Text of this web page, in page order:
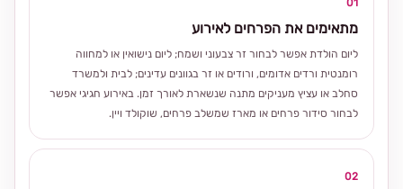
01
מתאימים את הפרחים לאירוע
ליום הולדת אפשר לבחור זר צבעוני ושמח; ליום נישואין או למחווה
רומנטית ורדים אדומים, ורודים או זר בגוונים עדינים; לבית ולמשרד
סחלב או עציץ מעניקים מתנה שנשארת לאורך זמן. באירוע חגיגי אפשר
לבחור סידור פרחים או מארז שמשלב פרחים, שוקולד ויין.
02